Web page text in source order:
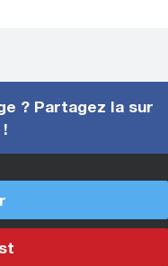
? Partagez la sur